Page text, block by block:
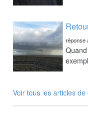
réponse
Voir tous les articles